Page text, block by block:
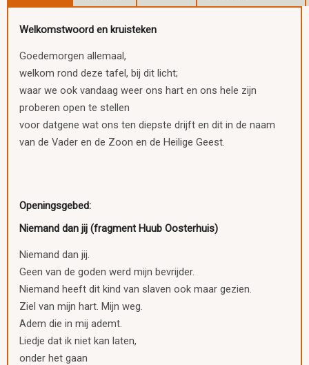
Welkomstwoord en kruisteken
Goedemorgen allemaal,
welkom rond deze tafel, bij dit licht;
waar we ook vandaag weer ons hart en ons hele zijn
proberen open te stellen
voor datgene wat ons ten diepste drijft en dit in de naam
van de Vader en de Zoon en de Heilige Geest.
Openingsgebed:
Niemand dan jij (fragment Huub Oosterhuis)
Niemand dan jij.
Geen van de goden werd mijn bevrijder.
Niemand heeft dit kind van slaven ook maar gezien.
Ziel van mijn hart. Mijn weg.
Adem die in mij ademt.
Liedje dat ik niet kan laten,
onder het gaan